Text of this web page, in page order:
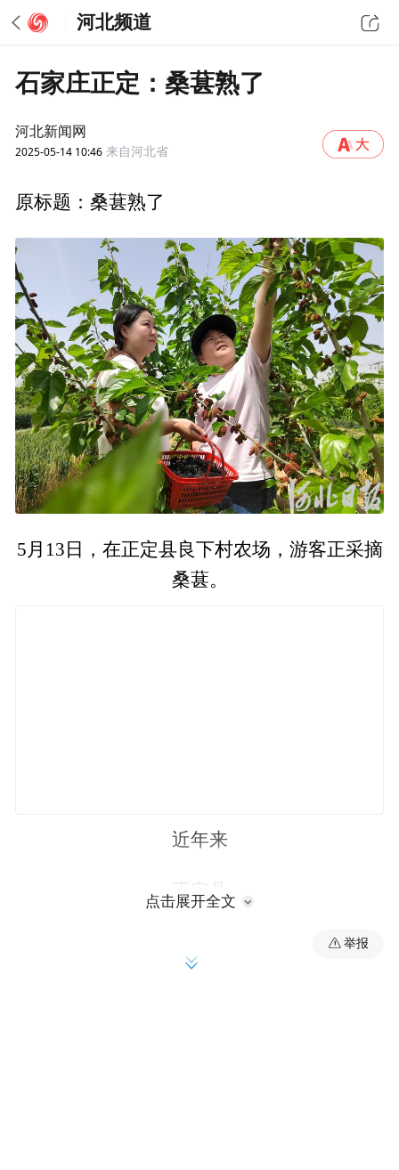
河北频道
石家庄正定：桑葚熟了
河北新闻网
2025-05-14 10:46 来自河北省
原标题：桑葚熟了
5月13日，在正定县良下村农场，游客正采摘
桑葚。
近年来
正定县
点击展开全文
举报